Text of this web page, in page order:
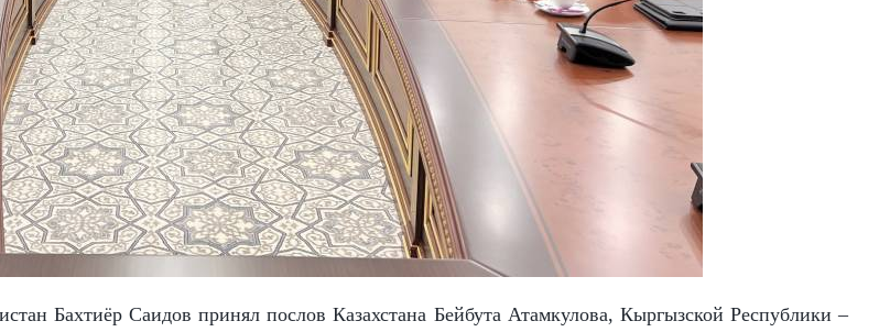
Бахтиёр Саидов принял послов Казахстана Бейбута Атамкулова, Кыргызской Республики –